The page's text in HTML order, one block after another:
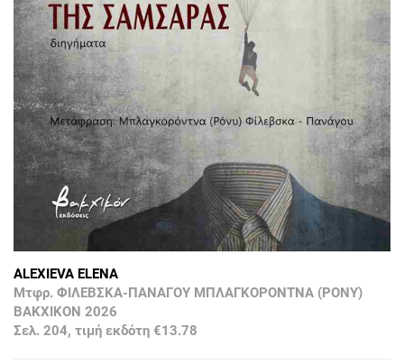
ALEXIEVA ELENA
Μτφρ. ΦΙΛΕΒΣΚΑ-ΠΑΝΑΓΟΥ ΜΠΛΑΓΚΟΡΟΝΤΝΑ (ΡΟΝΥ)
ΒΑΚΧΙΚΟΝ 2026
Σελ. 204, τιμή εκδότη €13.78